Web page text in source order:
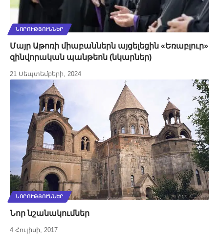
ՆՈՐՈՒԹՅՈՒՆՆԵՐ
Մայր Աթոռի միաբաններն այցելեցին «Եռաբլուր»
զինվորական պանթեոն (նկարներ)
21 Սեպտեմբերի, 2024
ՆՈՐՈՒԹՅՈՒՆՆԵՐ
Նոր նշանակումներ
4 Հուլիսի, 2017